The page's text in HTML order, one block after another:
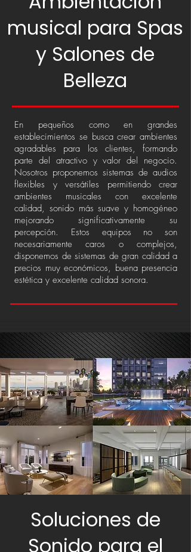
musical para Spas
y Salones de
Belleza
En pequeños como en grandes
establecimientos se busca crear ambientes
agradables para los clientes, formando
parte del atractivo y valor del negocio.
Nosotros proponemos sistemas de audios
flexibles y versátiles permitiendo crear
ambientes musicales con excelente
calidad, sonido más suave y homogéneo
mejorando significativamente su
percepción. Estos equipos no son
necesariamente caros o complejos,
disponemos de sistemas de gran calidad a
precios muy económicos, buena presencia
estética y excelente calidad sonora.
Soluciones de
Sonido para el